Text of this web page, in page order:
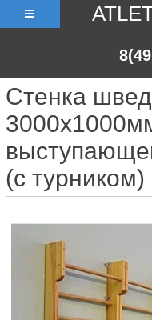
Стенка
(с турником)